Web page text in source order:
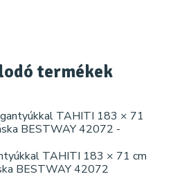
termékek
TAHITI 183 × 71 cm
BESTWAY 42072